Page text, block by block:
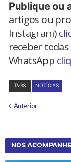
Publique ou
artigos ou
Instagram)
receber
WhatsApp
TAGS NOTÍCIAS
Anterior
NOS